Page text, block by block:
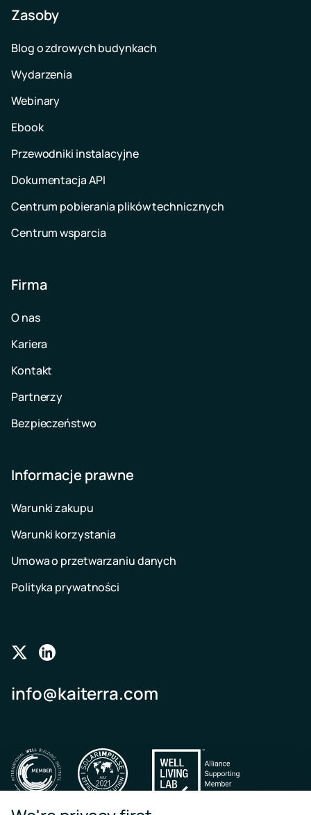
Zasoby
Blog o zdrowych budynkach
Wydarzenia
Webinary
Ebook
Przewodniki instalacyjne
Dokumentacja API
Centrum pobierania plików technicznych
Centrum wsparcia
Firma
O nas
Kariera
Kontakt
Partnerzy
Bezpieczeństwo
Informacje prawne
Warunki zakupu
Warunki korzystania
Umowa o przetwarzaniu danych
Polityka prywatności
on
Twitter
on
LinkedIn
info@kaiterra.com